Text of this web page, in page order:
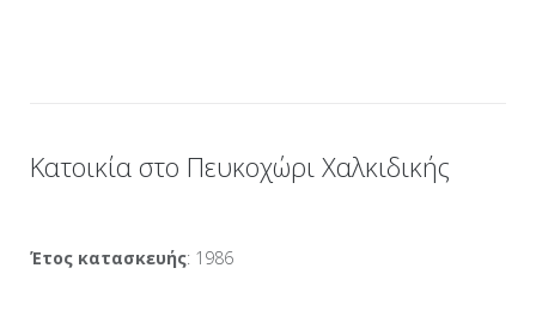
Κατοικία στο Πευκοχώρι Χαλκιδικής
Έτος κατασκευής: 1986